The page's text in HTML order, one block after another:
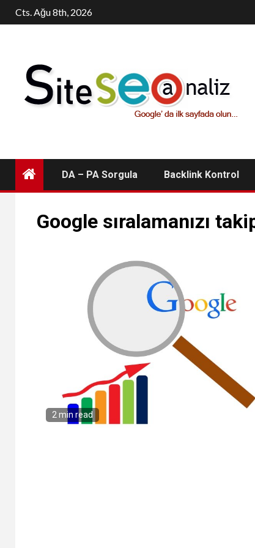
Skip
to
Cts. Ağu 8th, 2026
DA – PA Sorgula Backlink Kontrol
Google sıralamanızı
2 min read